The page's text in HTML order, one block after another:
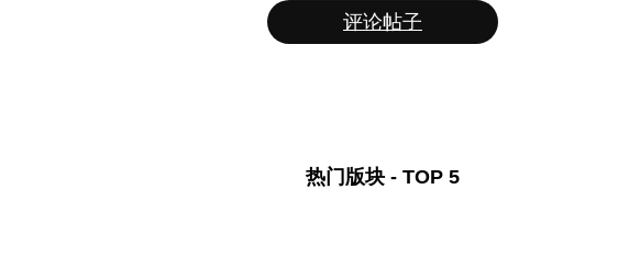
评论帖子
热门版块 - TOP 5